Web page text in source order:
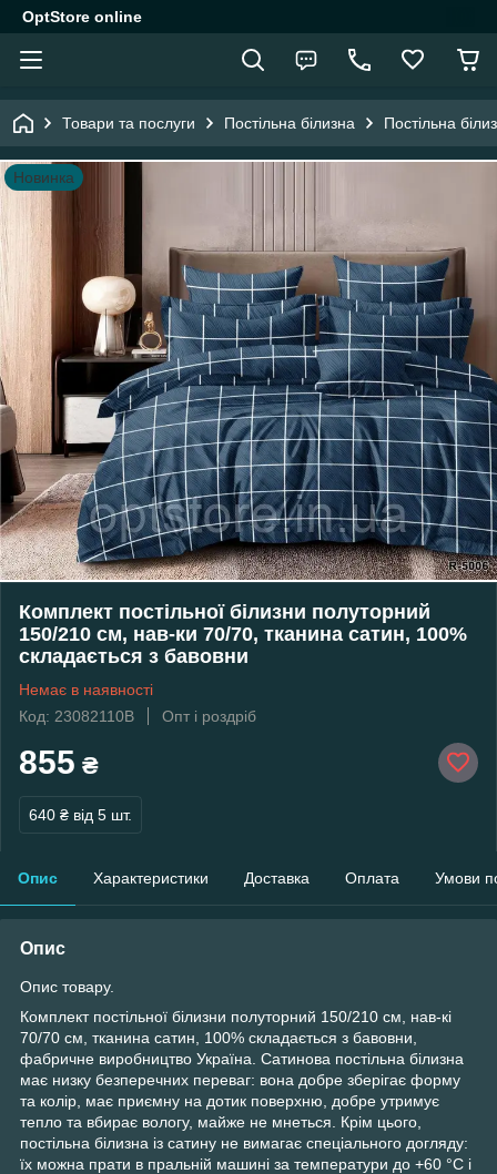
OptStore online
Товари та послуги Постільна білизна Постільна
Новинка
Комплект постільної білизни полуторний
150/210 см, нав-ки 70/70, тканина сатин, 100%
складається з бавовни
Немає в наявності
Код: 23082110В
Опт і роздріб
855 ₴
640 ₴ від 5 шт.
Опис Характеристики Доставка Оплата Умови
Опис
Опис товару.
Комплект постільної білизни полуторний 150/210 см, нав-кі
70/70 см, тканина сатин, 100% складається з бавовни,
фабричне виробництво Україна. Сатинова постільна білизна
має низку безперечних переваг: вона добре зберігає форму
та колір, має приємну на дотик поверхню, добре утримує
тепло та вбирає вологу, майже не мнеться. Крім цього,
постільна білизна із сатину не вимагає спеціального догляду:
їх можна прати в пральній машині за температури до +60 °C і